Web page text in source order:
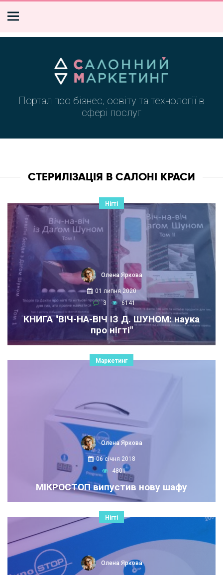
Портал про бізнес, освіту та технології в
сфері послуг
СТЕРИЛІЗАЦІЯ В САЛОНІ КРАСИ
Нігті
Олена Яркова
01 липня 2020
3
6141
КНИГА "ВІЧ-НА-ВІЧ ІЗ Д. ШУНОМ: наука
про нігті"
Маркетинг
Олена Яркова
06 січня 2018
4801
МІКРОСТОП випустив нову шафу
Нігті
Олена Яркова